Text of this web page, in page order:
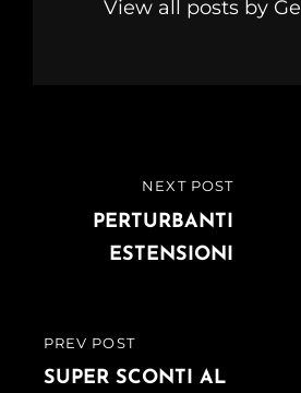
View all posts by
Navigazione
articoli
PREVIOUS
POST
PREV POST
SUPER SCONTI AL
POST
NEXT POST
PERTURBANTI
ESTENSIONI